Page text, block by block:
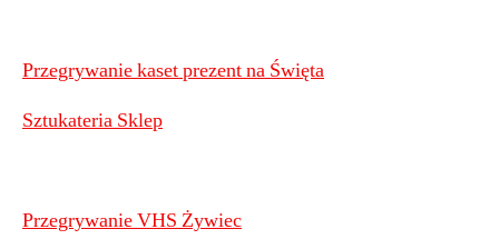
Przegrywanie kaset prezent na Święta
Sztukateria Sklep
Przegrywanie VHS Żywiec